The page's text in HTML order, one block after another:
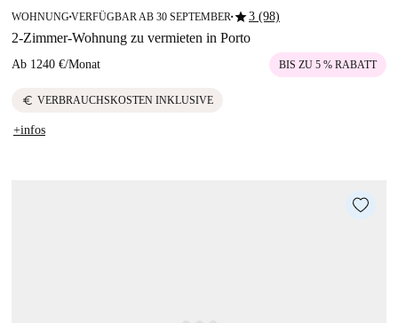
WOHNUNG■VERFÜGBAR AB 30 SEPTEMBER ■star3 (98)
2-Zimmer-Wohnung zu vermieten in Porto
Ab 1240 €/Monat BIS ZU 5 % RABATT
euro VERBRAUCHSKOSTEN INKLUSIVE
+infos